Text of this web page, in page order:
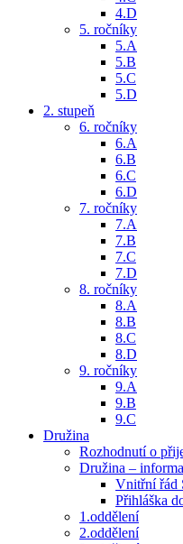
4.D
5. ročníky
5.A
5.B
5.C
5.D
2. stupeň
6. ročníky
6.A
6.B
6.C
6.D
7. ročníky
7.A
7.B
7.C
7.D
8. ročníky
8.A
8.B
8.C
8.D
9. ročníky
9.A
9.B
9.C
Družina
Rozhodnutí o
Družina –
Vnitřní řád
Přihláška
1.oddělení
2.oddělení